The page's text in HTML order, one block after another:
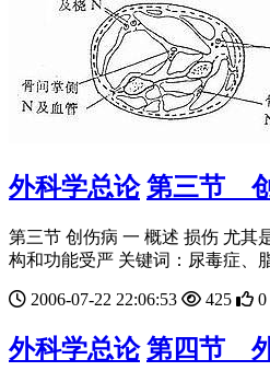
外科学总论 第三节
第三节 创伤病 一 概述 损伤 尤其
构和功能受严 关键词：尿毒症、
2006-07-22 22:06:53 425 0
外科学总论 第四节